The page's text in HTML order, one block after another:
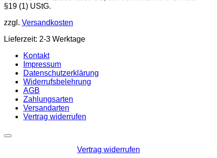
§19 (1) UStG.
zzgl. Versandkosten
Lieferzeit: 2-3 Werktage
Kontakt
Impressum
Datenschutzerklärung
Widerrufsbelehrung
AGB
Zahlungsarten
Versandarten
Vertrag widerrufen
Vertrag widerrufen